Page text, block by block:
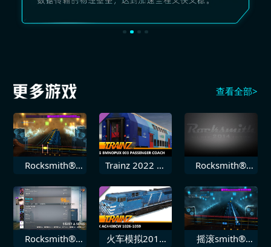
查看全部>
Rocksmith®
刻
Trainz 2022 扩
Bmnopux 003
Rocksmith®
迷失
Rocksmith®
火车模拟2019
摇滚smith®